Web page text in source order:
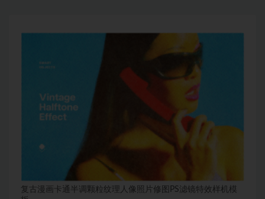
复古漫画卡通半调颗粒纹理人像照片修图PS滤镜特效样机模